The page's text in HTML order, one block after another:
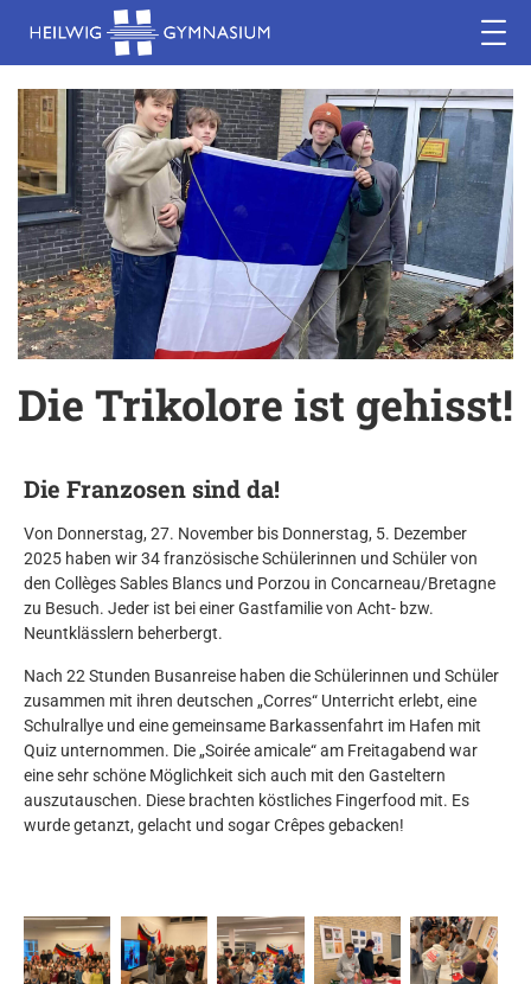
Die Trikolore ist gehisst!
Die Franzosen sind da!
Von Donnerstag, 27. November bis Donnerstag, 5. Dezember
2025 haben wir 34 französische Schülerinnen und Schüler von
den Collèges Sables Blancs und Porzou in Concarneau/Bretagne
zu Besuch. Jeder ist bei einer Gastfamilie von Acht- bzw.
Neuntklässlern beherbergt.
Nach 22 Stunden Busanreise haben die Schülerinnen und Schüler
zusammen mit ihren deutschen „Corres“ Unterricht erlebt, eine
Schulrallye und eine gemeinsame Barkassenfahrt im Hafen mit
Quiz unternommen. Die „Soirée amicale“ am Freitagabend war
eine sehr schöne Möglichkeit sich auch mit den Gasteltern
auszutauschen. Diese brachten köstliches Fingerfood mit. Es
wurde getanzt, gelacht und sogar Crêpes gebacken!